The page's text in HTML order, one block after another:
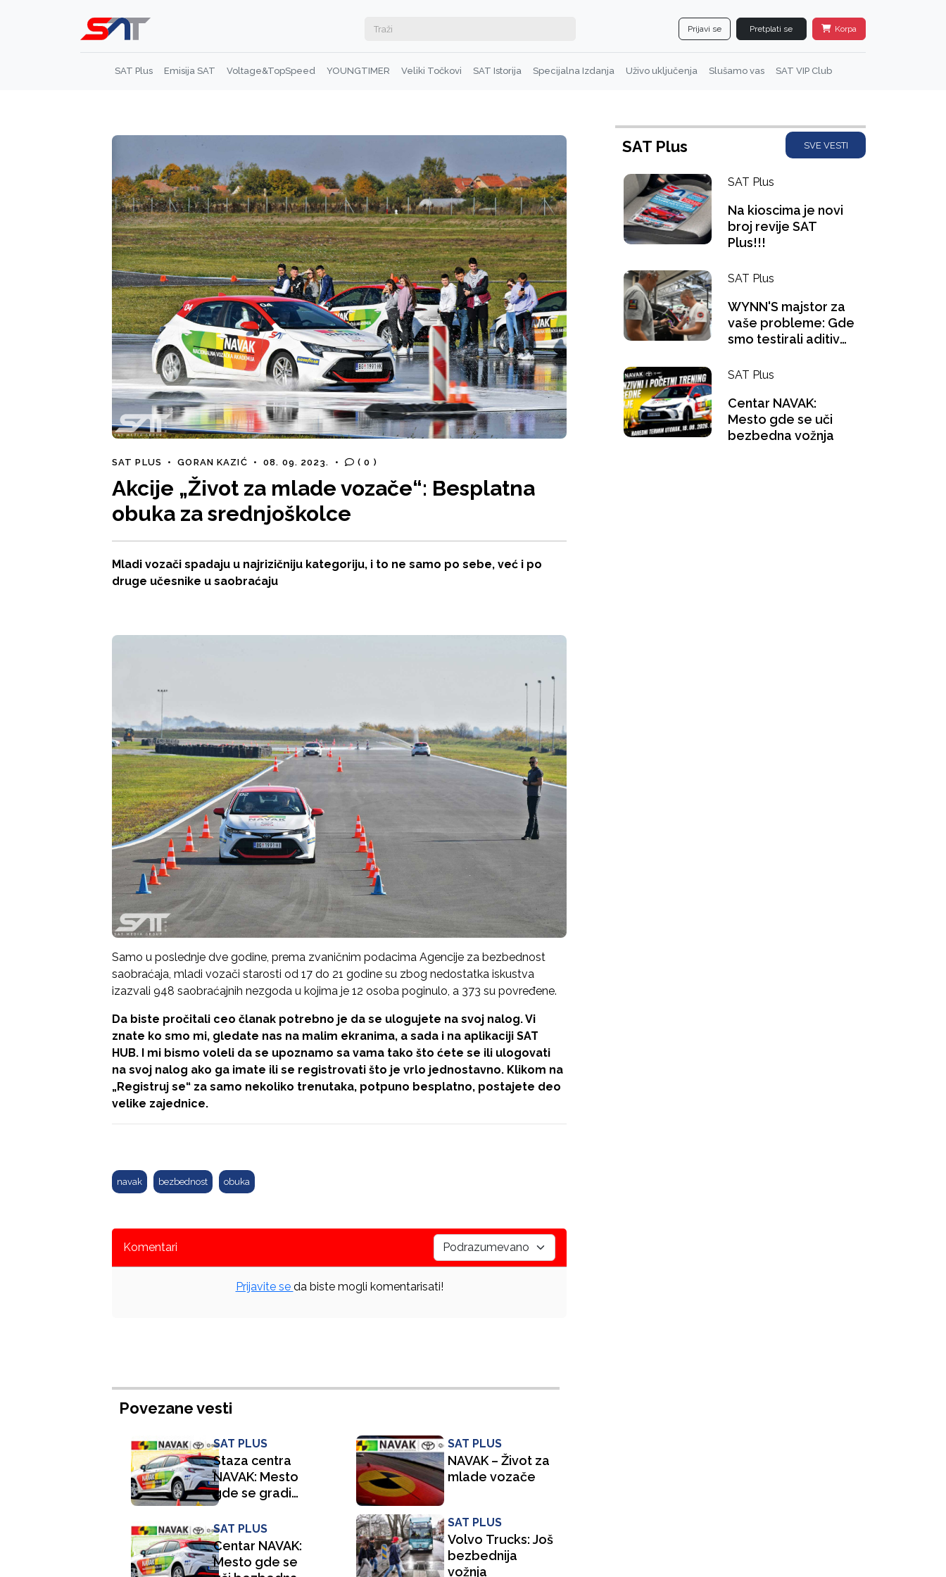
Prijavi se Pretplati se Korpa
SAT Plus Emisija SAT Voltage&TopSpeed YOUNGTIMER Veliki Točkovi SAT Istorija Specijalna Izdanja Uživo uključenja Slušamo vas SAT VIP Club
SAT PLUS • GORAN KAZIĆ • 08. 09. 2023. • ( 0 )
Akcije „Život za mlade vozače“: Besplatna
obuka za srednjoškolce
Mladi vozači spadaju u najrizičniju kategoriju, i to ne samo po sebe, već i po
druge učesnike u saobraćaju
Samo u poslednje dve godine, prema zvaničnim podacima Agencije za bezbednost
saobraćaja, mladi vozači starosti od 17 do 21 godine su zbog nedostatka iskustva
izazvali 948 saobraćajnih nezgoda u kojima je 12 osoba poginulo, a 373 su povređene.
Da biste pročitali ceo članak potrebno je da se ulogujete na svoj nalog. Vi
znate ko smo mi, gledate nas na malim ekranima, a sada i na aplikaciji SAT
HUB. I mi bismo voleli da se upoznamo sa vama tako što ćete se ili ulogovati
na svoj nalog ako ga imate ili se registrovati što je vrlo jednostavno. Klikom na
„Registruj se“ za samo nekoliko trenutaka, potpuno besplatno, postajete deo
velike zajednice.
navak bezbednost obuka
Komentari
Prijavite se da biste mogli komentarisati!
Povezane vesti
SAT PLUS
Staza centra
NAVAK: Mesto
gde se gradi
veština i
samopouzdanje
SAT PLUS
Centar NAVAK:
Mesto gde se
SAT PLUS
NAVAK – Život za
mlade vozače
SAT PLUS
Volvo Trucks: Još
bezbednija
vožnja
SAT Plus SVE VESTI
SAT Plus
Na kioscima je novi
broj revije SAT
Plus!!!
SAT Plus
WYNN'S majstor za
vaše probleme: Gde
smo testirali aditiv
"gugla" na pauzi za
SAT Plus
Centar NAVAK:
Mesto gde se uči
bezbedna vožnja